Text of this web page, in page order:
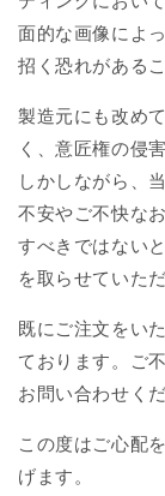
面的な画像によ
招く恐れがある
製造元にも改め
く、意匠権の侵
しかしながら、
不安やご不快な
すべきではない
を取らせていた
既にご注文をい
ております。ご
お問い合わせく
この度はご心配
げます。